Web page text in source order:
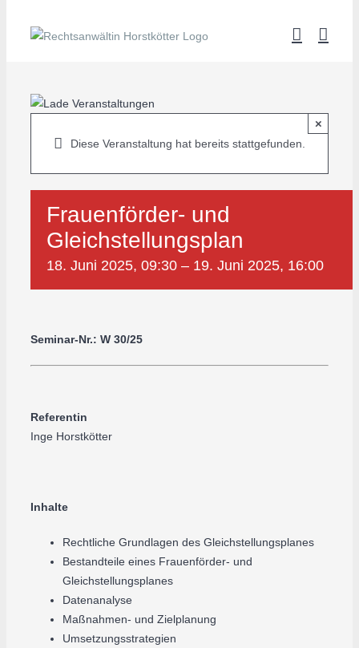
Inhalt
Diese Veranstaltung hat bereits stattgefunden.
×
Frauenförder- und
Gleichstellungsplan
18. Juni 2025, 09:30 – 19. Juni 2025, 16:00
Seminar-Nr.: W 30/25
Referentin
Inge Horstkötter
Inhalte
Rechtliche Grundlagen des Gleichstellungsplanes
Bestandteile eines Frauenförder- und
Gleichstellungsplanes
Datenanalyse
Maßnahmen- und Zielplanung
Umsetzungsstrategien